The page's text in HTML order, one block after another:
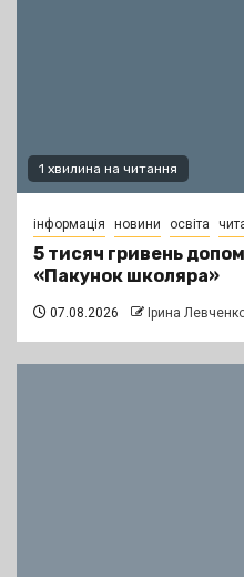
1 хвилина на читання
інформація новини освіта
5 тисяч гривень
«Пакунок школяра»
07.08.2026 Ірина